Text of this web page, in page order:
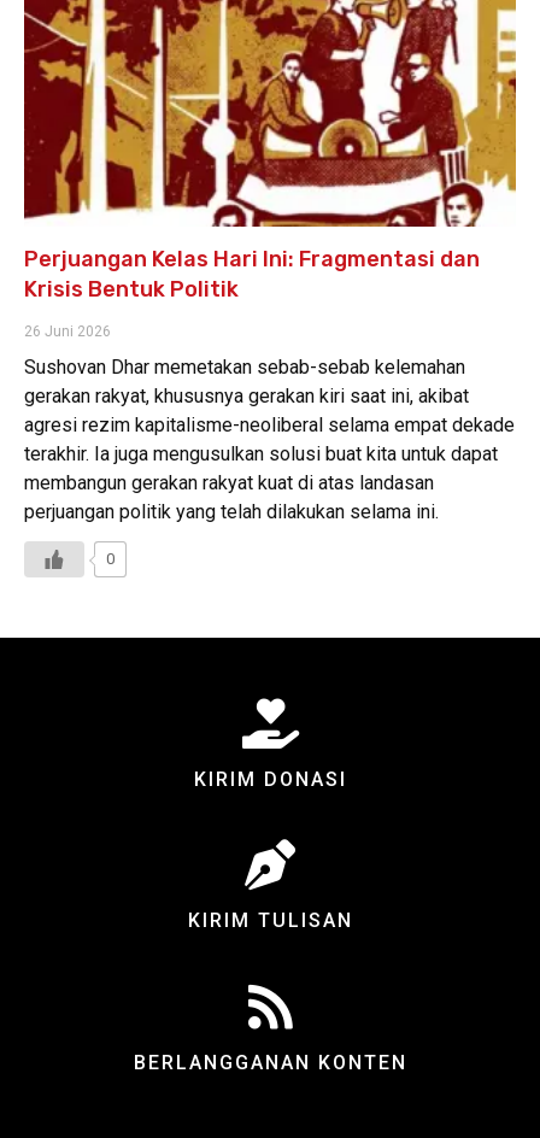
Perjuangan Kelas Hari Ini: Fragmentasi dan
Krisis Bentuk Politik
26 Juni 2026
Sushovan Dhar memetakan sebab-sebab kelemahan
gerakan rakyat, khususnya gerakan kiri saat ini, akibat
agresi rezim kapitalisme-neoliberal selama empat dekade
terakhir. Ia juga mengusulkan solusi buat kita untuk dapat
membangun gerakan rakyat kuat di atas landasan
perjuangan politik yang telah dilakukan selama ini.
0
KIRIM DONASI
KIRIM TULISAN
BERLANGGANAN KONTEN